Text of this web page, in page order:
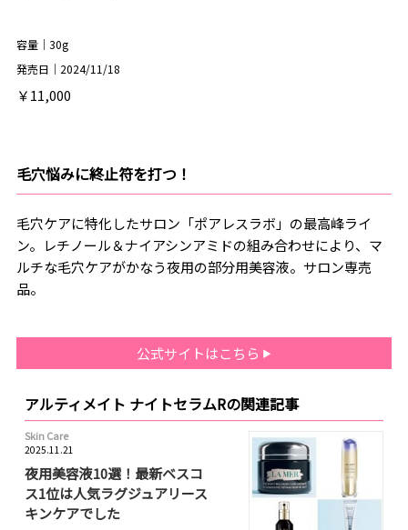
容量｜30g
発売日｜2024/11/18
￥11,000
毛穴悩みに終止符を打つ！
毛穴ケアに特化したサロン「ポアレスラボ」の最高峰ライ
ン。レチノール＆ナイアシンアミドの組み合わせにより、マ
ルチな毛穴ケアがかなう夜用の部分用美容液。サロン専売
品。
公式サイトはこちら
アルティメイト ナイトセラムRの関連記事
Skin Care
2025.11.21
夜用美容液10選！最新ベスコ
ス1位は人気ラグジュアリース
キンケアでした